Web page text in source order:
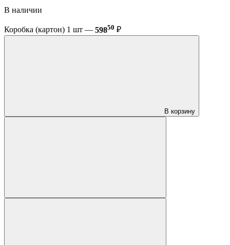
В наличии
Коробка (картон) 1 шт — 59850 ₽
В корзину